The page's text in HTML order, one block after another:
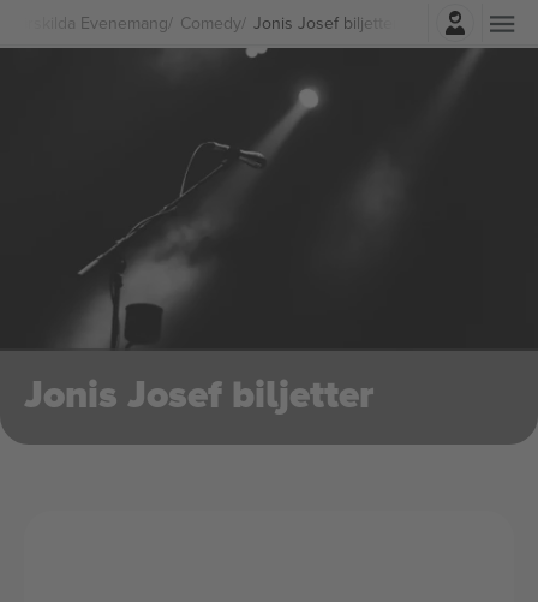
Särskilda Evenemang Comedy Jonis Josef biljetter
Logga in
Jonis Josef biljetter